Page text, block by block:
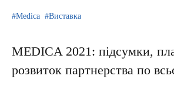
Medica Виставка
MEDICA 2021: підсумки,
розвиток партнерства по